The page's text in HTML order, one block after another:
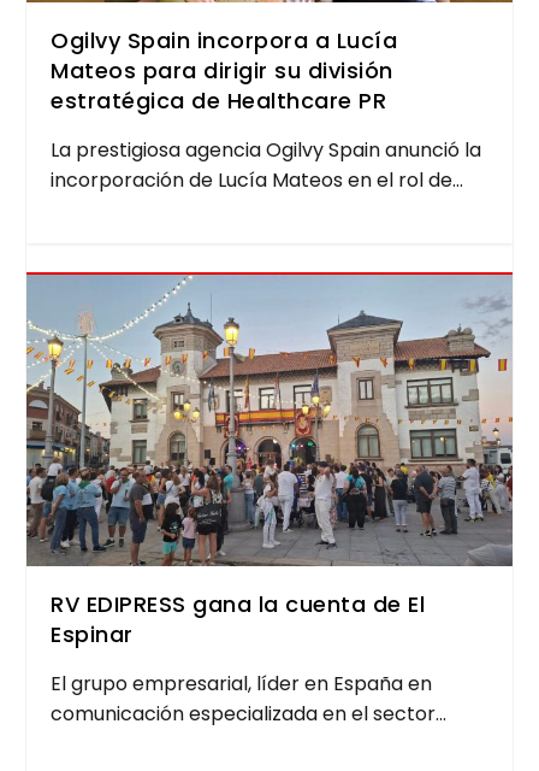
Ogilvy Spain incorpora a Lucía
Mateos para dirigir su división
estratégica de Healthcare PR
La pres­ti­gio­sa agen­cia Ogilvy Spain anun­ció la
incor­po­ra­ción de Lucía Mateos en el rol de...
RV EDIPRESS gana la cuenta de El
Espinar
El gru­po empre­sa­rial, líder en Espa­ña en
comu­ni­ca­ción espe­cia­li­za­da en el sec­tor...